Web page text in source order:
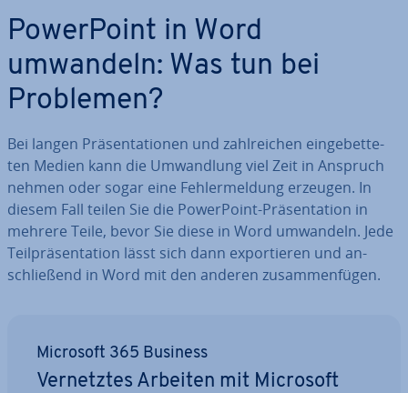
Power­Point in Word
umwandeln: Was tun bei
Problemen?
Bei langen Prä­sen­ta­tio­nen und zahl­rei­chen ein­ge­bet­te­
ten Medien kann die Um­wand­lung viel Zeit in Anspruch
nehmen oder sogar eine Feh­ler­mel­dung erzeugen. In
diesem Fall teilen Sie die Power­Point-Prä­sen­ta­ti­on in
mehrere Teile, bevor Sie diese in Word umwandeln. Jede
Teil­prä­sen­ta­ti­on lässt sich dann ex­por­tie­ren und an­
schlie­ßend in Word mit den anderen zu­sam­men­fü­gen.
Microsoft 365 Business
Ver­netz­tes Arbeiten mit Microsoft